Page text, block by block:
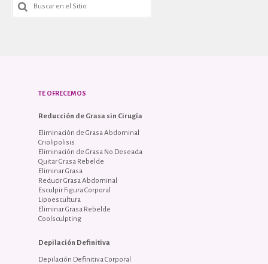
TECNOLOGÍA
TE OFRECEMOS
Reducción de Grasa sin Cirugía
Eliminación de Grasa Abdominal
Criolipolisis
Eliminación de Grasa No Deseada
Quitar Grasa Rebelde
Eliminar Grasa
Reducir Grasa Abdominal
Esculpir Figura Corporal
Lipoescultura
Eliminar Grasa Rebelde
Coolsculpting
Depilación Definitiva
Depilación Definitiva Corporal